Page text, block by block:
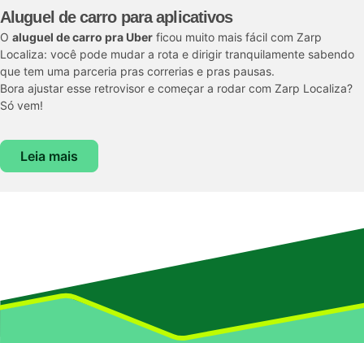
Aluguel de carro para aplicativos
O aluguel de carro pra Uber ficou muito mais fácil com Zarp
Localiza: você pode mudar a rota e dirigir tranquilamente sabendo
que tem uma parceria pras correrias e pras pausas.
Bora ajustar esse retrovisor e começar a rodar com Zarp Localiza?
Só vem!
Leia mais